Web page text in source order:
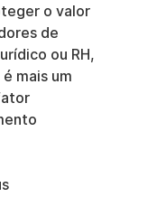
o valor
de
ou RH,
mais um